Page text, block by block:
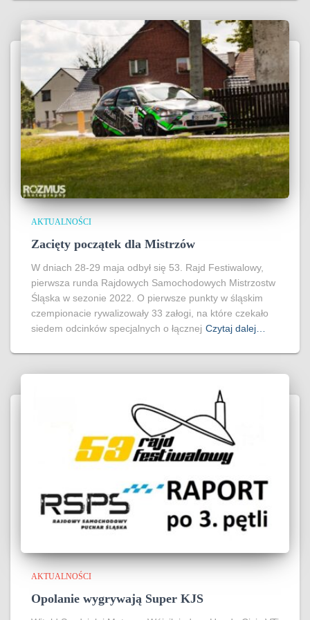
AKTUALNOŚCI
Zacięty początek dla Mistrzów
W dniach 28-29 maja odbył się 53. Rajd Festiwalowy,
pierwsza runda Rajdowych Samochodowych Mistrzostw
Śląska w sezonie 2022. O pierwsze punkty w śląskim
czempionacie rywalizowały 33 załogi, na które czekało
siedem odcinków specjalnych o łącznej Czytaj dalej…
AKTUALNOŚCI
Opolanie wygrywają Super KJS